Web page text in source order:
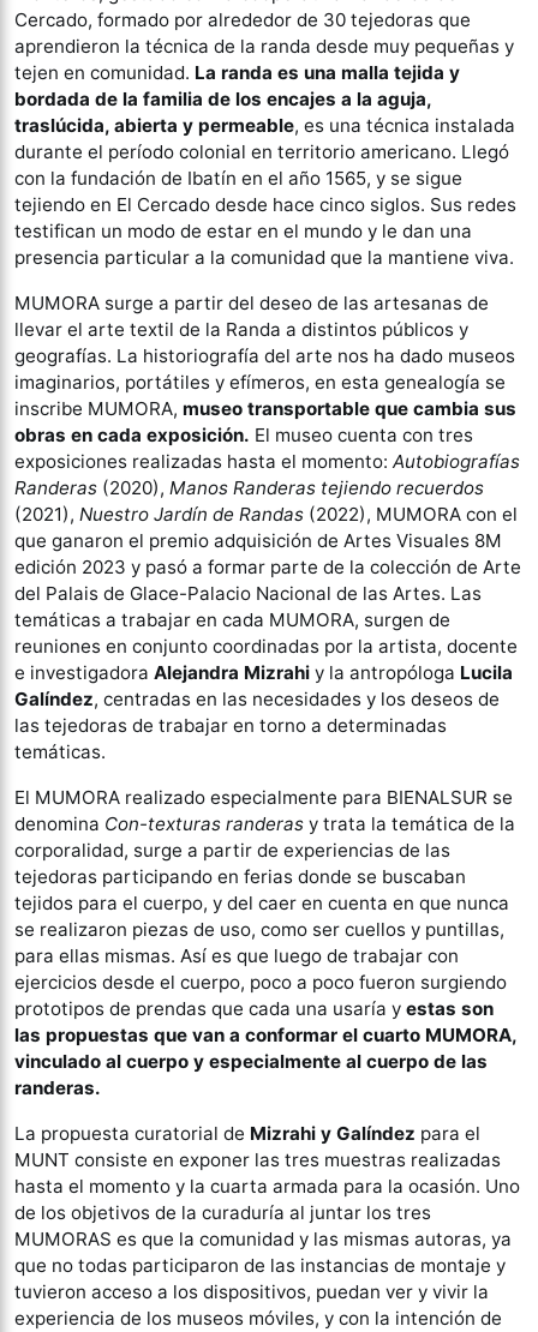
Cercado, formado por alrededor de 30 tejedoras que
aprendieron la técnica de la randa desde muy pequeñas y
tejen en comunidad. La randa es una malla tejida y
bordada de la familia de los encajes a la aguja,
traslúcida, abierta y permeable, es una técnica instalada
durante el período colonial en territorio americano. Llegó
con la fundación de Ibatín en el año 1565, y se sigue
tejiendo en El Cercado desde hace cinco siglos. Sus redes
testifican un modo de estar en el mundo y le dan una
presencia particular a la comunidad que la mantiene viva.
MUMORA surge a partir del deseo de las artesanas de
llevar el arte textil de la Randa a distintos públicos y
geografías. La historiografía del arte nos ha dado museos
imaginarios, portátiles y efímeros, en esta genealogía se
inscribe MUMORA, museo transportable que cambia sus
obras en cada exposición. El museo cuenta con tres
exposiciones realizadas hasta el momento: Autobiografías
Randeras (2020), Manos Randeras tejiendo recuerdos
(2021), Nuestro Jardín de Randas (2022), MUMORA con el
que ganaron el premio adquisición de Artes Visuales 8M
edición 2023 y pasó a formar parte de la colección de Arte
del Palais de Glace-Palacio Nacional de las Artes. Las
temáticas a trabajar en cada MUMORA, surgen de
reuniones en conjunto coordinadas por la artista, docente
e investigadora Alejandra Mizrahi y la antropóloga Lucila
Galíndez, centradas en las necesidades y los deseos de
las tejedoras de trabajar en torno a determinadas
temáticas.
El MUMORA realizado especialmente para BIENALSUR se
denomina Con-texturas randeras y trata la temática de la
corporalidad, surge a partir de experiencias de las
tejedoras participando en ferias donde se buscaban
tejidos para el cuerpo, y del caer en cuenta en que nunca
se realizaron piezas de uso, como ser cuellos y puntillas,
para ellas mismas. Así es que luego de trabajar con
ejercicios desde el cuerpo, poco a poco fueron surgiendo
prototipos de prendas que cada una usaría y estas son
las propuestas que van a conformar el cuarto MUMORA,
vinculado al cuerpo y especialmente al cuerpo de las
randeras.
La propuesta curatorial de Mizrahi y Galíndez para el
MUNT consiste en exponer las tres muestras realizadas
hasta el momento y la cuarta armada para la ocasión. Uno
de los objetivos de la curaduría al juntar los tres
MUMORAS es que la comunidad y las mismas autoras, ya
que no todas participaron de las instancias de montaje y
tuvieron acceso a los dispositivos, puedan ver y vivir la
experiencia de los museos móviles, y con la intención de